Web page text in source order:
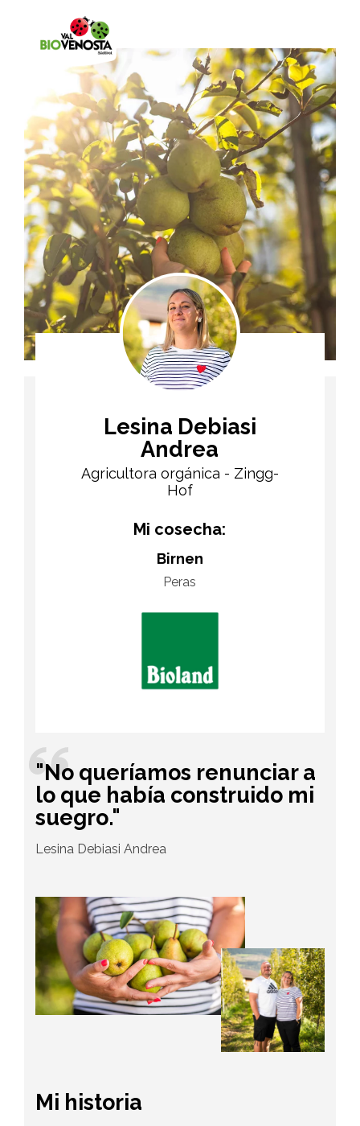
Lesina Debiasi
Andrea
Agricultora orgánica - Zingg-
Hof
Mi cosecha:
Birnen
Peras
"No queríamos renunciar a
lo que había construido mi
suegro."
Lesina Debiasi Andrea
Mi historia